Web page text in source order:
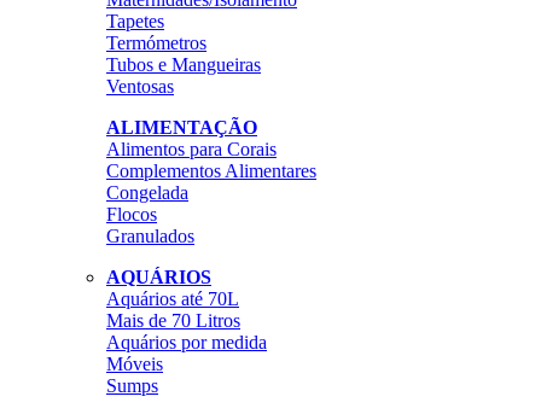
Tapetes
Termómetros
Tubos e Mangueiras
Ventosas
ALIMENTAÇÃO
Alimentos para Corais
Complementos Alimentares
Congelada
Flocos
Granulados
AQUÁRIOS
Aquários até 70L
Mais de 70 Litros
Aquários por medida
Móveis
Sumps